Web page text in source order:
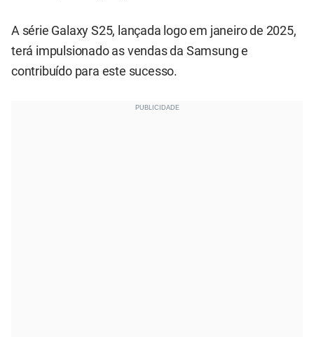
A série Galaxy S25, lançada logo em janeiro de 2025,
terá impulsionado as vendas da Samsung e
contribuído para este sucesso.